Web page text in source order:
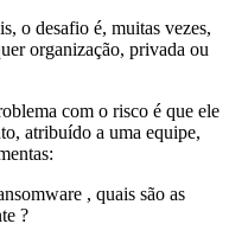
o desafio é, muitas vezes,
organização, privada ou
com o risco é que ele
atribuído a uma equipe,
, quais são as
?